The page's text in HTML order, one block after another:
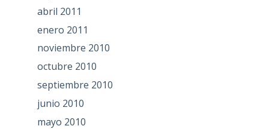
abril 2011
enero 2011
noviembre 2010
octubre 2010
septiembre 2010
junio 2010
mayo 2010